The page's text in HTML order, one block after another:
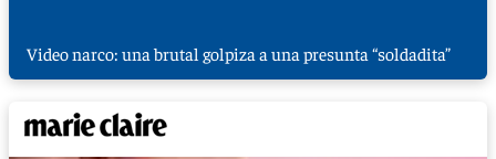
Video narco: una brutal golpiza a una presunta “soldadita”